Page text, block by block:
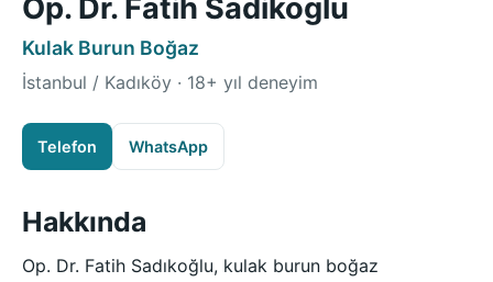
Op. Dr. Fatih Sadikoglu
Kulak Burun Boğaz
İstanbul / Kadıköy · 18+ yıl deneyim
Telefon WhatsApp
Hakkında
Op. Dr. Fatih Sadıkoğlu, kulak burun boğaz